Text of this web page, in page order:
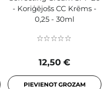
- Koriģējošs CC Krēms -
0,25 - 30ml
12,50 €
PIEVIENOT GROZAM